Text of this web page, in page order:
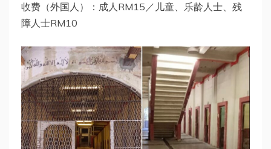
收费（外国人）：成人RM15／儿童、乐龄人士、残
障人士RM10